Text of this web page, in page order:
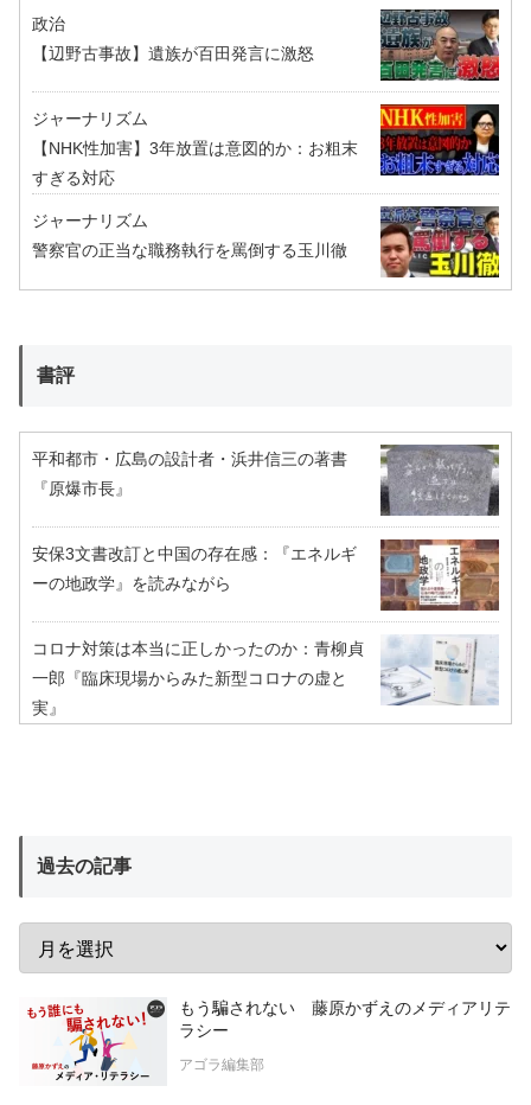
政治
【辺野古事故】遺族が百田発言に激怒
ジャーナリズム
【NHK性加害】3年放置は意図的か：お粗末
すぎる対応
ジャーナリズム
警察官の正当な職務執行を罵倒する玉川徹
書評
平和都市・広島の設計者・浜井信三の著書
『原爆市長』
安保3文書改訂と中国の存在感：『エネルギ
ーの地政学』を読みながら
コロナ対策は本当に正しかったのか：青柳貞
一郎『臨床現場からみた新型コロナの虚と
実』
過去の記事
もう騙されない 藤原かずえのメディアリテ
ラシー
アゴラ編集部